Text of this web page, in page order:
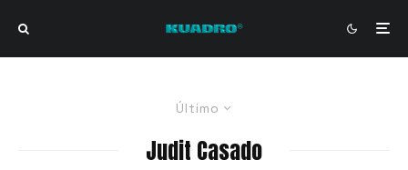
Último
Judit Casado